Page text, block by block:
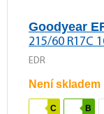
Goodyear
215/60 R17C
EDR
Není skladem
C B